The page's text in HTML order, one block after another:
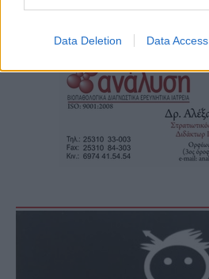
Data Deletion Data Access